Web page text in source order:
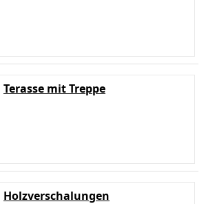
Terasse mit Treppe
Holzverschalungen